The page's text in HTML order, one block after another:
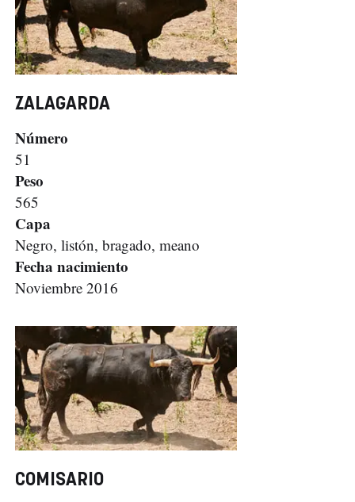
ZALAGARDA
Número
51
Peso
565
Capa
Negro, listón, bragado, meano
Fecha nacimiento
Noviembre 2016
COMISARIO